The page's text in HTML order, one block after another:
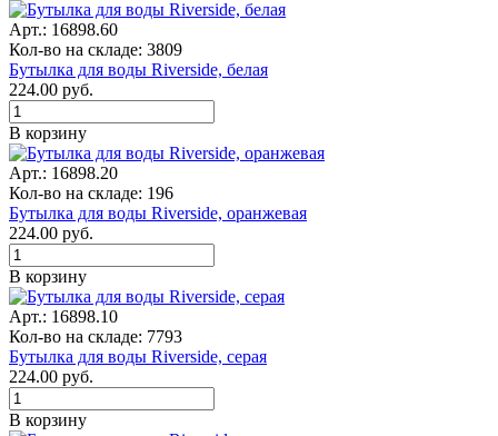
Арт.: 16898.60
Кол-во на складе: 3809
Бутылка для воды Riverside, белая
224.00 руб.
В корзину
Арт.: 16898.20
Кол-во на складе: 196
Бутылка для воды Riverside, оранжевая
224.00 руб.
В корзину
Арт.: 16898.10
Кол-во на складе: 7793
Бутылка для воды Riverside, серая
224.00 руб.
В корзину